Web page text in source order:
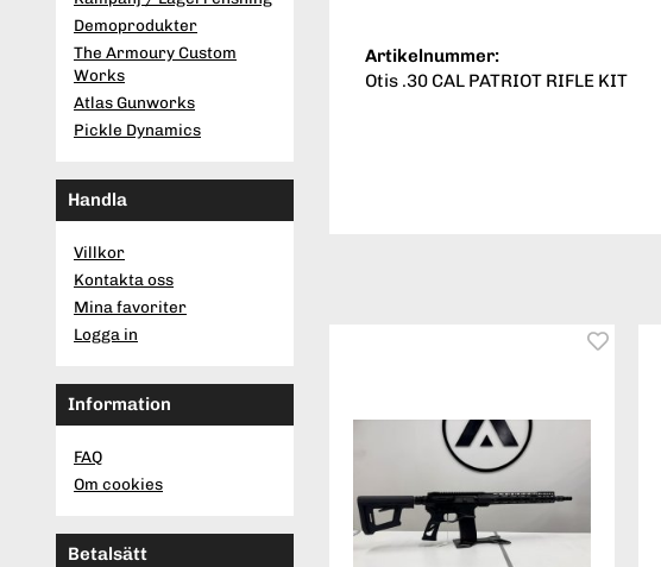
Demoprodukter
The Armoury Custom
Works
Atlas Gunworks
Pickle Dynamics
Handla
Villkor
Kontakta oss
Mina favoriter
Logga in
Information
FAQ
Om cookies
Betalsätt
Artikelnummer:
Otis .30 CAL PATRIOT RIFLE KIT